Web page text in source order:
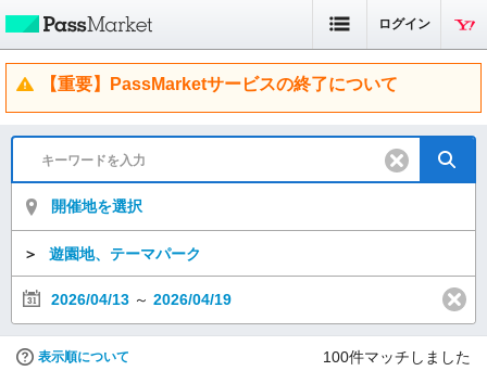
ログイン
【重要】PassMarketサービスの終了について
開催地を選択
＞ 遊園地、テーマパーク
2026/04/13 ～ 2026/04/19
表示順について 100件マッチしました